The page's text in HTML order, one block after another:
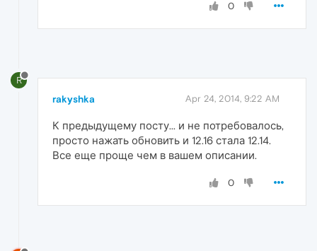
0
R
rakyshka Apr 24, 2014, 9:22 AM
К предыдущему посту... и не потребовалось,
просто нажать обновить и 12.16 стала 12.14.
Все еще проще чем в вашем описании.
0